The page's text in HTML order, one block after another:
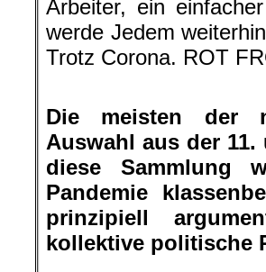
Arbeiter, ein
werde Jedem
Trotz Corona. ROT
Die meisten der
Auswahl aus der 11.
diese Sammlung
Pandemie
prinzipiell
kollektive politische